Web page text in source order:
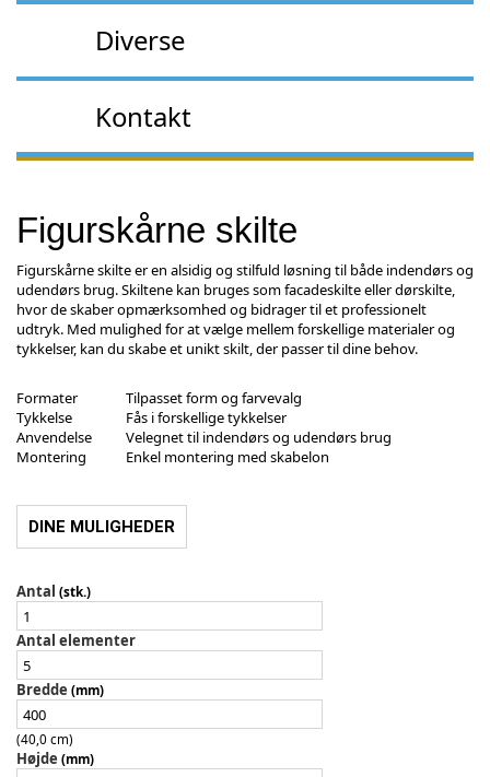
Diverse
Kontakt
Figurskårne skilte
Figurskårne skilte er en alsidig og stilfuld løsning til både indendørs og
udendørs brug. Skiltene kan bruges som facadeskilte eller dørskilte,
hvor de skaber opmærksomhed og bidrager til et professionelt
udtryk. Med mulighed for at vælge mellem forskellige materialer og
tykkelser, kan du skabe et unikt skilt, der passer til dine behov.
Formater
Tilpasset form og farvevalg
Tykkelse
Fås i forskellige tykkelser
Anvendelse
Velegnet til indendørs og udendørs brug
Montering
Enkel montering med skabelon
DINE MULIGHEDER
Antal (stk.)
Antal elementer
Bredde (mm)
(40,0 cm)
Højde (mm)